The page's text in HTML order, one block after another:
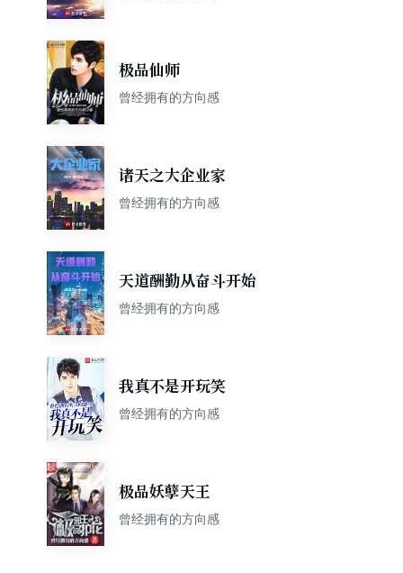
极品仙师
曾经拥有的方向感
诸天之大企业家
曾经拥有的方向感
天道酬勤从奋斗开始
曾经拥有的方向感
我真不是开玩笑
曾经拥有的方向感
极品妖孽天王
曾经拥有的方向感